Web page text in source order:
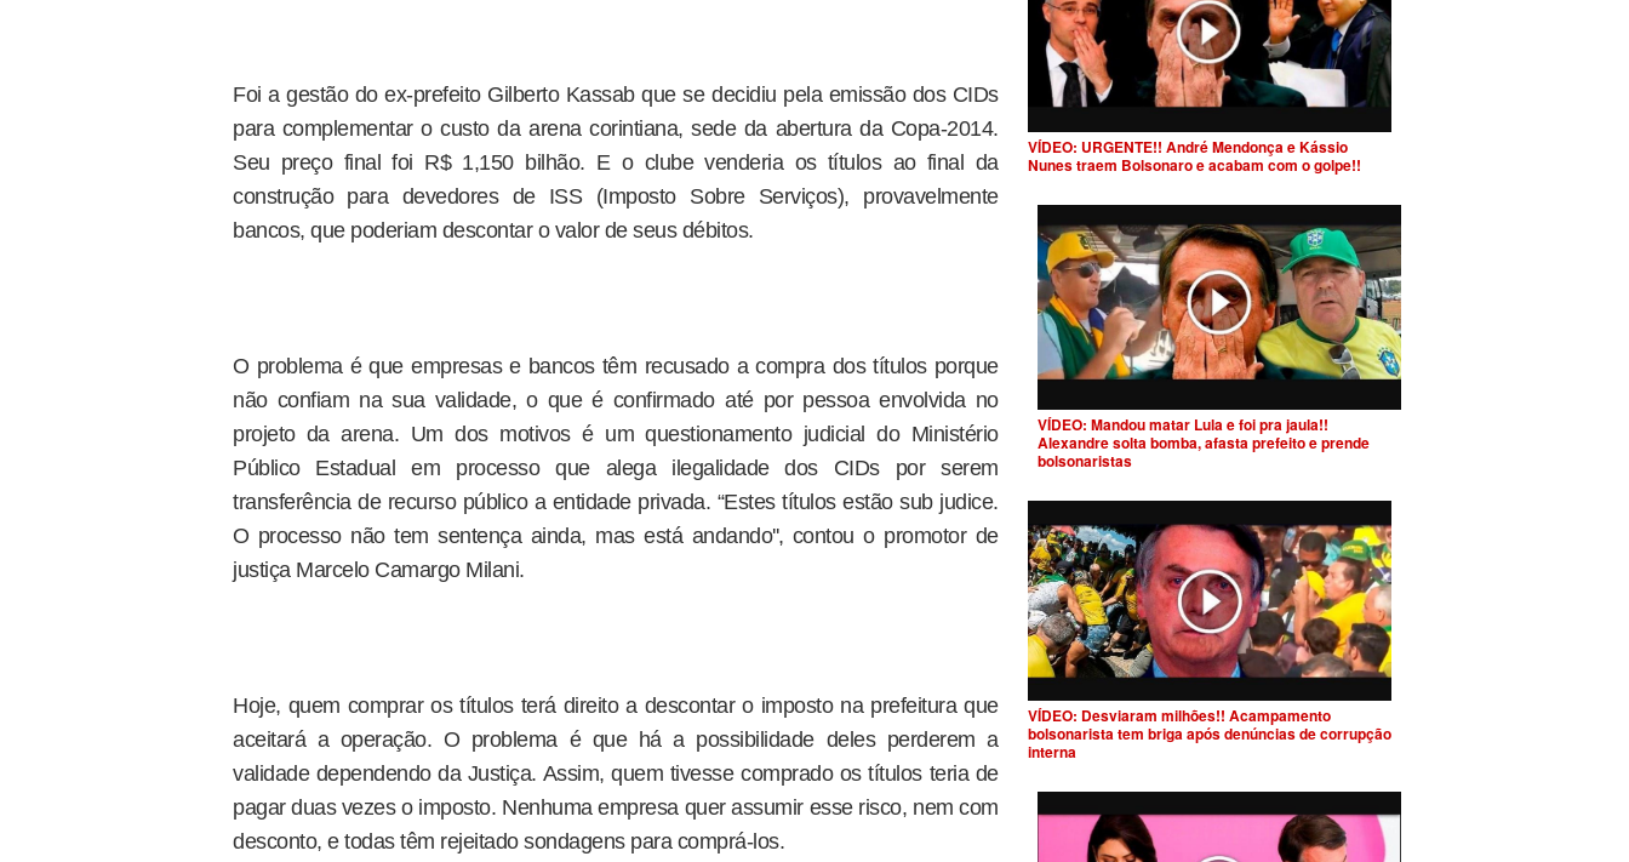
Foi a gestão do ex-prefeito Gilberto Kassab que se decidiu pela emissão dos CIDs
para complementar o custo da arena corintiana, sede da abertura da Copa-2014.
Seu preço final foi R$ 1,150 bilhão. E o clube venderia os títulos ao final da
construção para devedores de ISS (Imposto Sobre Serviços), provavelmente
bancos, que poderiam descontar o valor de seus débitos.
O problema é que empresas e bancos têm recusado a compra dos títulos porque
não confiam na sua validade, o que é confirmado até por pessoa envolvida no
projeto da arena. Um dos motivos é um questionamento judicial do Ministério
Público Estadual em processo que alega ilegalidade dos CIDs por serem
transferência de recurso público a entidade privada. “Estes títulos estão sub judice.
O processo não tem sentença ainda, mas está andando'', contou o promotor de
justiça Marcelo Camargo Milani.
Hoje, quem comprar os títulos terá direito a descontar o imposto na prefeitura que
aceitará a operação. O problema é que há a possibilidade deles perderem a
validade dependendo da Justiça. Assim, quem tivesse comprado os títulos teria de
pagar duas vezes o imposto. Nenhuma empresa quer assumir esse risco, nem com
desconto, e todas têm rejeitado sondagens para comprá-los.
VÍDEO: URGENTE!! André Mendonça e Kássio
Nunes traem Bolsonaro e acabam com o golpe!!
VÍDEO: Mandou matar Lula e foi pra jaula!!
Alexandre solta bomba, afasta prefeito e prende
bolsonaristas
VÍDEO: Desviaram milhões!! Acampamento
bolsonarista tem briga após denúncias de corrupção
interna